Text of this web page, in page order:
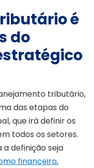
é
do
tributário,
das etapas do
que irá definir os
todos os setores.
definição seja
financeiro,